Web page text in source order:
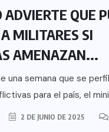
ADVIERTE QUE
MILITARES SI
AMENAZAN...
una semana que se
para el país, el
2 DE JUNIO DE 2025